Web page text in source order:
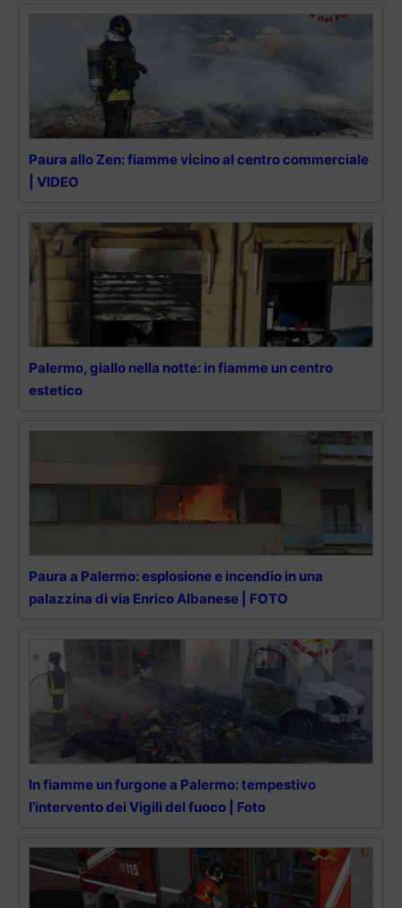
Paura allo Zen: fiamme vicino al centro commerciale
| VIDEO
Palermo, giallo nella notte: in fiamme un centro
estetico
Paura a Palermo: esplosione e incendio in una
palazzina di via Enrico Albanese | FOTO
In fiamme un furgone a Palermo: tempestivo
l’intervento dei Vigili del fuoco | Foto